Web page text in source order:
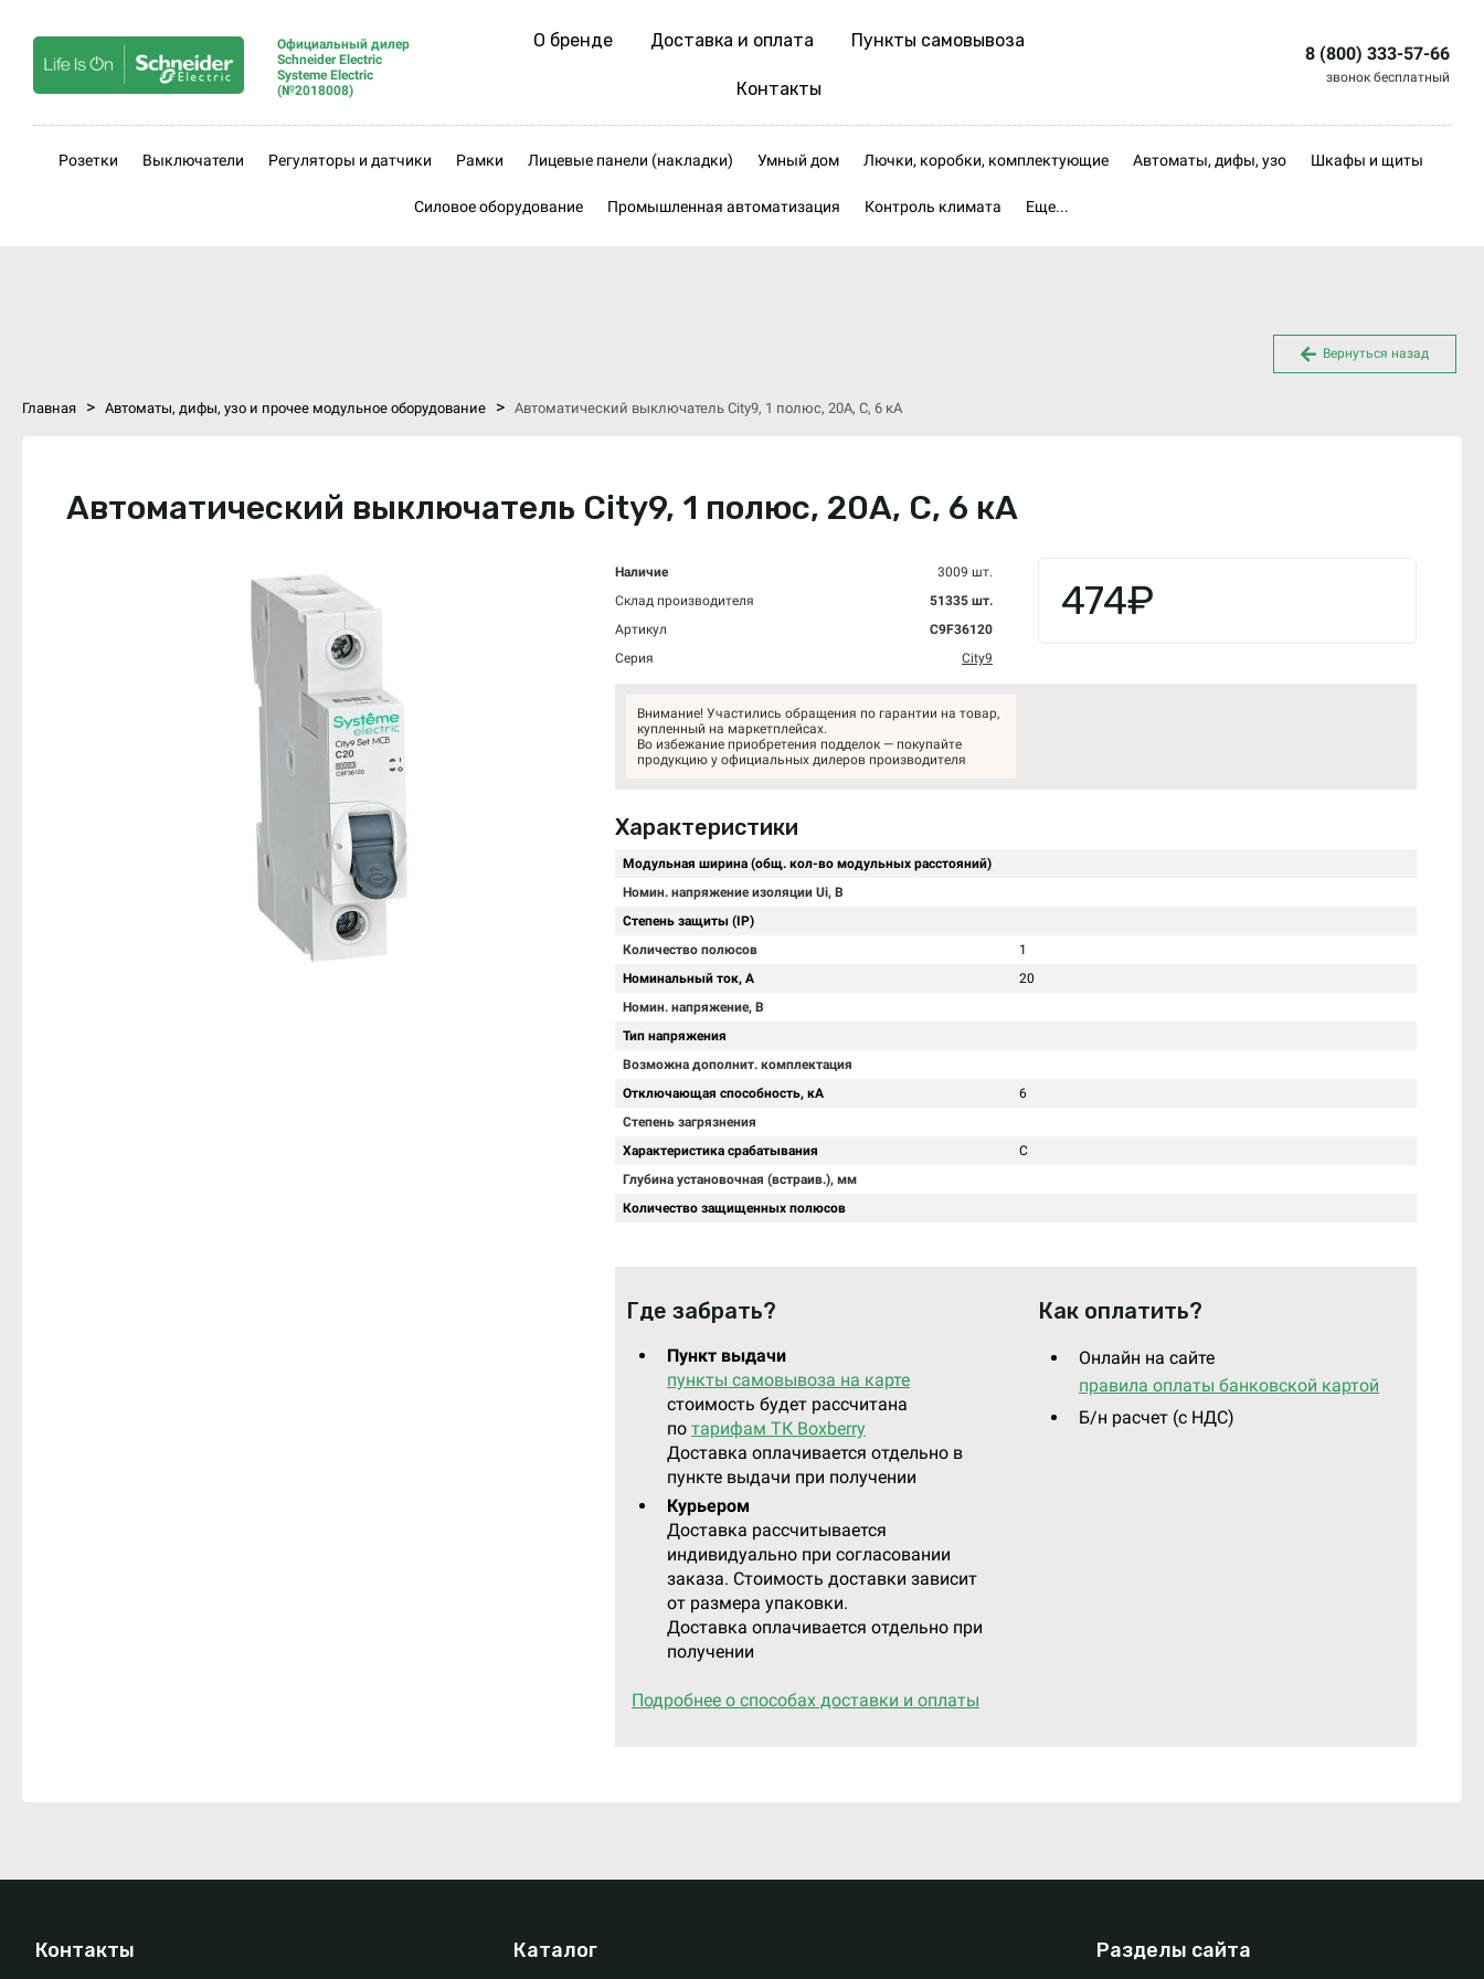
Официальный дилер
Schneider Electric
Systeme Electric
(№2018008)
О бренде Доставка и оплата Пункты самовывоза
Контакты
8 (800) 333-57-66
звонок бесплатный
Розетки Выключатели Регуляторы и датчики Рамки Лицевые панели (накладки) Умный дом Лючки, коробки, комплектующие Автоматы, дифы, узо Шкафы и щиты
Силовое оборудование Промышленная автоматизация Контроль климата Еще...
Вернуться назад
Главная > Автоматы, дифы, узо и прочее модульное оборудование > Автоматический выключатель City9, 1 полюс, 20А, C, 6 кА
Автоматический выключатель City9, 1 полюс, 20А, C, 6 кА
Наличие
3009 шт.
Склад производителя
51335 шт.
Артикул
C9F36120
Серия
City9
474₽
Внимание! Участились обращения по гарантии на товар,
купленный на маркетплейсах.
Во избежание приобретения подделок — покупайте
продукцию у официальных дилеров производителя
Характеристики
Модульная ширина (общ. кол-во модульных расстояний)
Номин. напряжение изоляции Ui, В
Степень защиты (IP)
Количество полюсов
1
Номинальный ток, А
20
Номин. напряжение, В
Тип напряжения
Возможна дополнит. комплектация
Отключающая способность, кА
6
Степень загрязнения
Характеристика срабатывания
C
Глубина установочная (встраив.), мм
Количество защищенных полюсов
Где забрать?
Пункт выдачи
пункты самовывоза на карте
стоимость будет рассчитана
по тарифам ТК Boxberry
Доставка оплачивается отдельно в
пункте выдачи при получении
Курьером
Доставка рассчитывается
индивидуально при согласовании
заказа. Стоимость доставки зависит
от размера упаковки.
Доставка оплачивается отдельно при
получении
Подробнее о способах доставки и оплаты
Как оплатить?
Онлайн на сайте
правила оплаты банковской картой
Б/н расчет (c НДС)
Контакты Каталог Разделы сайта